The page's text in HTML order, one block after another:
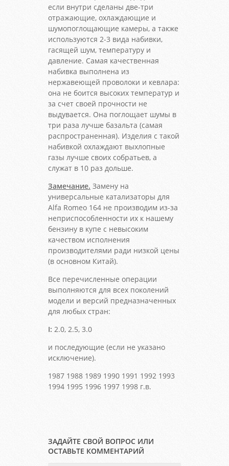
если внутри сделаны две-три
отражающие, охлаждающие и
шумопоглощающие камеры, а также
используются 2-3 вида набивки,
гасящей шум, температуру и
давление. Самая качественная
набивка выполнена из
нержавеющей проволоки и кевлара:
она не боится высоких температур и
за счет своей прочности не
выдувается. Она поглощает шумы в
три раза лучше базальта (самая
распространенная). Изделия с такой
набивкой охлаждают выхлопные
газы лучше своих собратьев, а
служат в 10 раз дольше.
Замечание. Замену на
универсальные катализаторы для
Alfa Romeo 164 не производим из-за
неприспособленности их к нашему
бензину в купе с невысоким
качеством исполнения
производителями ради низкой цены
(в основном Китай).
Все перечисленные операции
выполняются для всех поколений
модели и версий предназначенных
для любых стран:
I: 2.0, 2.5, 3.0
и последующие (если не указано
исключение).
1987 1988 1989 1990 1991 1992 1993
1994 1995 1996 1997 1998 г.в.
ЗАДАЙТЕ СВОЙ ВОПРОС ИЛИ
ОСТАВЬТЕ КОММЕНТАРИЙ